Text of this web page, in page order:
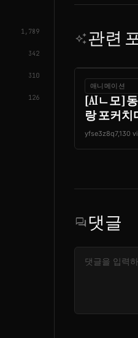
1,789
342
310
126
auto_awesome관련
애니메이션
[AIㄴ모]
랑 포커치
yfse3z8q7,130
forum댓글